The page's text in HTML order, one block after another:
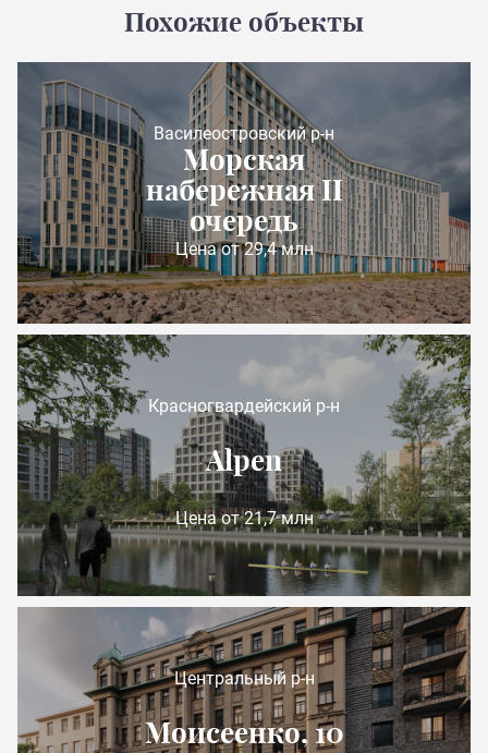
Похожие объекты
Василеостровский р-н
Морская
набережная II
очередь
Цена от 29,4 млн
Красногвардейский р-н
Alpen
Цена от 21,7 млн
Центральный р-н
Моисеенко, 10